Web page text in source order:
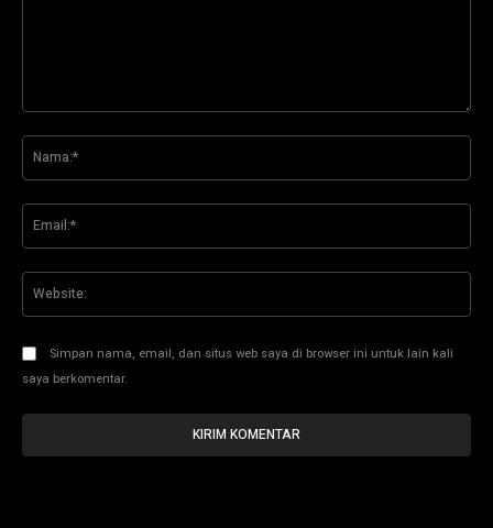
Simpan nama, email, dan situs web saya di browser ini untuk lain kali
saya berkomentar.